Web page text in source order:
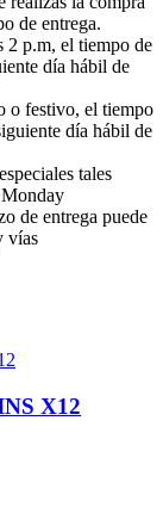
de entrega.
2 p.m, el tiempo de
día hábil de
o festivo, el tiempo
día hábil de
tales
de entrega puede
vías
X12